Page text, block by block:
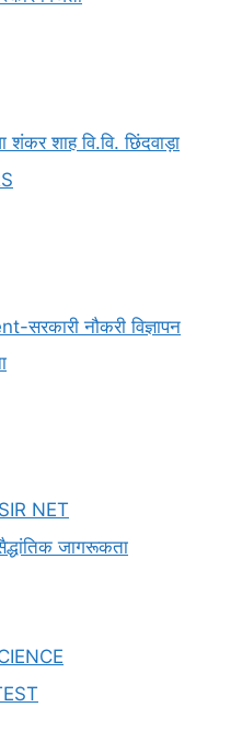
शाह वि.वि. छिंदवाड़ा
नौकरी विज्ञापन
NET
जागरूकता